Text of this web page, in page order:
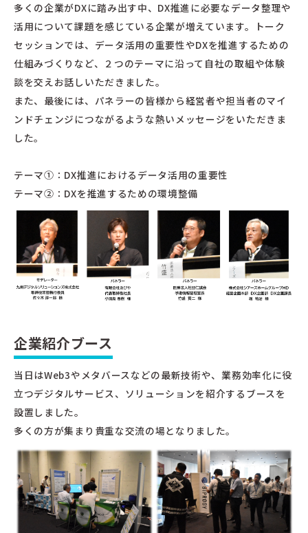
多くの企業がDXに踏み出す中、DX推進に必要なデータ整理や
活用について課題を感じている企業が増えています。トーク
セッションでは、データ活用の重要性やDXを推進するための
仕組みづくりなど、２つのテーマに沿って自社の取組や体験
談を交えお話しいただきました。
また、最後には、パネラーの皆様から経営者や担当者のマイ
ンドチェンジにつながるような熱いメッセージをいただきま
した。
テーマ①：DX推進におけるデータ活用の重要性
テーマ②：DXを推進するための環境整備
企業紹介ブース
当日はWeb3やメタバースなどの最新技術や、業務効率化に役
立つデジタルサービス、ソリューションを紹介するブースを
設置しました。
多くの方が集まり貴重な交流の場となりました。